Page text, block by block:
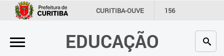
CURITIBA-OUVE 156
INFORMAÇÃO SECRETARIAS
EDUCAÇÃO
×
Inicial
×
Inicial